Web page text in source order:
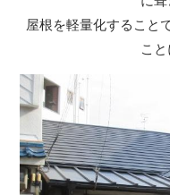
屋根を軽量化すること
こと